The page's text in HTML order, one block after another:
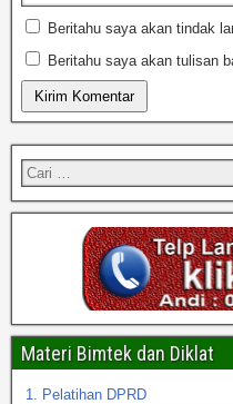
Beritahu saya akan tindak
Beritahu saya akan tulisan
Materi Bimtek dan Diklat
1. Pelatihan DPRD